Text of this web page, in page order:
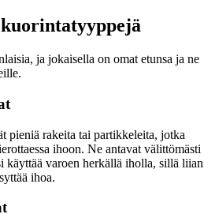
ja jokaisella on omat etunsa ja ne
pieniä rakeita tai partikkeleita, jotka
ihoon. Ne antavat välittömästi
käyttää varoen herkällä iholla, sillä liian
ihoa.